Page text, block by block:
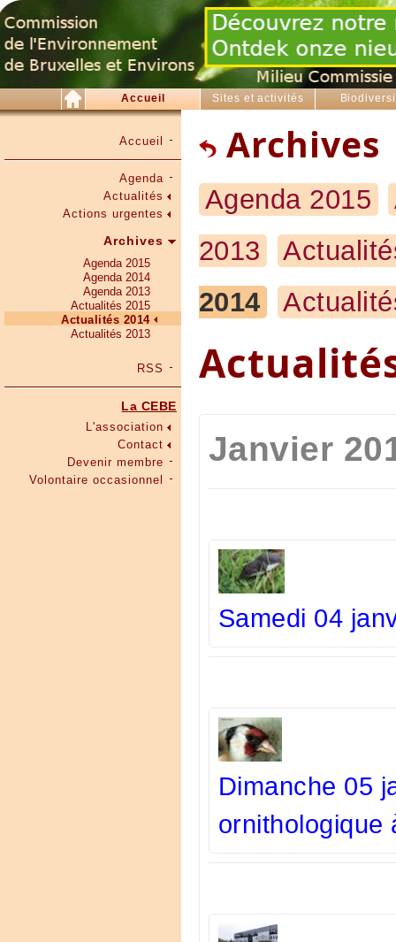
Accueil Sites et activités
Accueil
Agenda
Actualités
Actions urgentes
Archives
Agenda 2015
Agenda 2014
Agenda 2013
Actualités 2015
Actualités 2014
Actualités 2013
RSS
La CEBE
L'association
Contact
Devenir membre
Volontaire occasionnel
Archives
Agenda 2015
2013
2014
Janvier
Samedi 04
Dimanche 05
ornithologique